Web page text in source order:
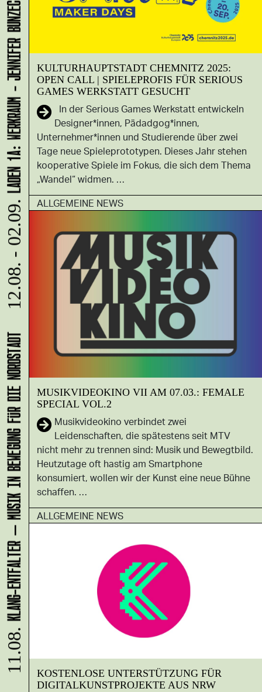
KULTURHAUPTSTADT CHEMNITZ 2025:
OPEN CALL | SPIELEPROFIS FÜR SERIOUS
GAMES WERKSTATT GESUCHT
In der Serious Games Werkstatt entwickeln
Designer*innen, Pädadgog*innen,
Unternehmer*innen und Studierende über zwei
Tage neue Spieleprototypen. Dieses Jahr stehen
kooperative Spiele im Fokus, die sich dem Thema
„Wandel“ widmen. …
ALLGEMEINE NEWS
MUSIKVIDEOKINO VII AM 07.03.: FEMALE
SPECIAL VOL.2
Musikvideokino verbindet zwei
Leidenschaften, die spätestens seit MTV
nicht mehr zu trennen sind: Musik und Bewegtbild.
Heutzutage oft hastig am Smartphone
konsumiert, wollen wir der Kunst eine neue Bühne
schaffen. …
ALLGEMEINE NEWS
KOSTENLOSE UNTERSTÜTZUNG FÜR
DIGITALKUNSTPROJEKTE AUS NRW
11.08.
KLANG-ENTFALTER – MUSIK IN BEWEGUNG FÜR DIE NORDSTADT
12.08. - 02.09.
LADEN 1A: WERKRAUM - JENNIFER BUNZECK